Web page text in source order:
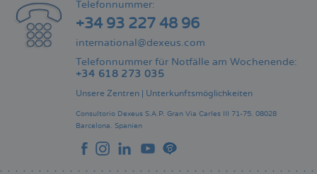
Telefonnummer:
+34 93 227 48 96
international@dexeus.com
Telefonnummer für Notfälle am Wochenende:
+34 618 273 035
Unsere Zentren Unterkunftsmöglichkeiten
Consultorio Dexeus S.A.P. Gran Via Carles III 71-75. 08028
Barcelona. Spanien